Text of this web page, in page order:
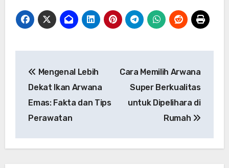
navigation
Mengenal Lebih
Dekat Ikan Arwana
Emas: Fakta dan Tips
Perawatan
Cara Memilih Arwana
Super Berkualitas
untuk Dipelihara di
Rumah